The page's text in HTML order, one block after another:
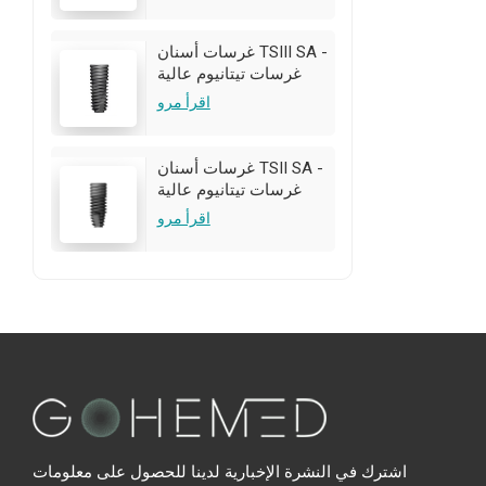
غرسات أسنان TSIII SA -
غرسات تيتانيوم عالية
الجودة | تخصيص
اقرأ مرو
غرسات أسنان TSII SA -
غرسات تيتانيوم عالية
الجودة | تخصيص
اقرأ مرو
اشترك في النشرة الإخبارية لدينا للحصول على معلومات